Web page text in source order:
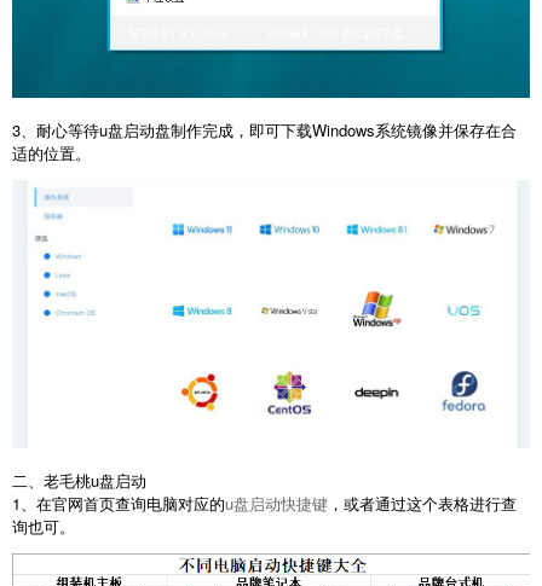
3、耐心等待u盘启动盘制作完成，即可下载Windows系统镜像并保存在合
适的位置。
二、老毛桃u盘启动
1、在官网首页查询电脑对应的u盘启动快捷键 ，或者通过这个表格进行查
询也可。